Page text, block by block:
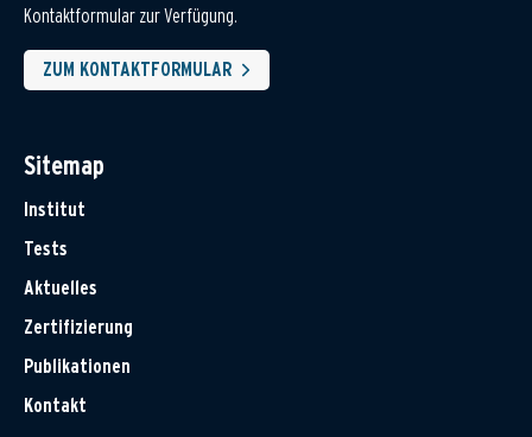
Kontaktformular zur Verfügung.
ZUM KONTAKTFORMULAR
Sitemap
Institut
Tests
Aktuelles
Zertifizierung
Publikationen
Kontakt